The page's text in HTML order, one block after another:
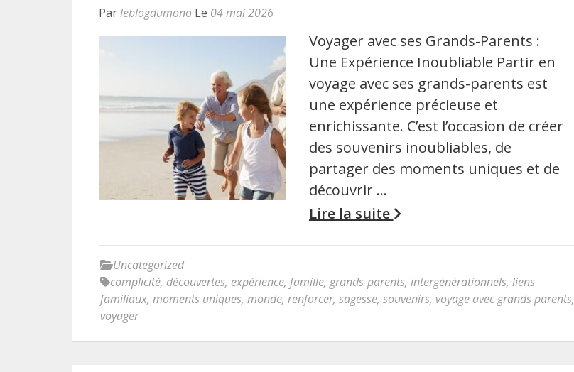
Parleblogdumono Le 04 mai 2026
Voyager avec ses Grands-Parents :
Une Expérience Inoubliable Partir en
voyage avec ses grands-parents est
une expérience précieuse et
enrichissante. C’est l’occasion de créer
des souvenirs inoubliables, de
partager des moments uniques et de
découvrir …
Lire la suite
Uncategorized
complicité, découvertes, expérience, famille, grands-parents, intergénérationnels, liens
familiaux, moments uniques, monde, renforcer, sagesse, souvenirs, voyage avec grands parents,
voyager